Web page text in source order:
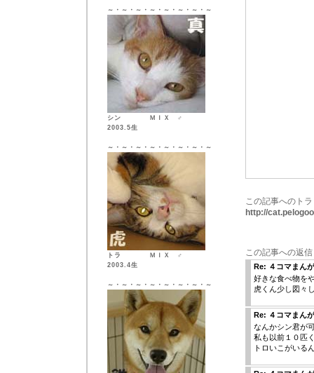
～・～・～・～・～・～・～・～
シン ＭＩＸ ♂
2003.5生
～・～・～・～・～・～・～・～
トラ ＭＩＸ ♂
2003.4生
～・～・～・～・～・～・～・～
この記事へのト
http://
この記事への返信
Re: ４コマまんが
好きな食べ物を
虎くん少し図々
Re: ４コマまんが
なんかシン君が
私も以前１０匹
トロいこがいる